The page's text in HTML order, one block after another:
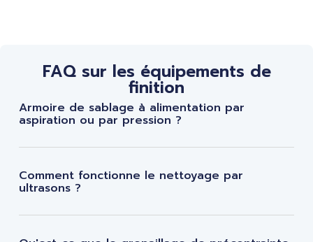
FAQ sur les équipements de
finition
Armoire de sablage à alimentation par
aspiration ou par pression ?
Comment fonctionne le nettoyage par
ultrasons ?